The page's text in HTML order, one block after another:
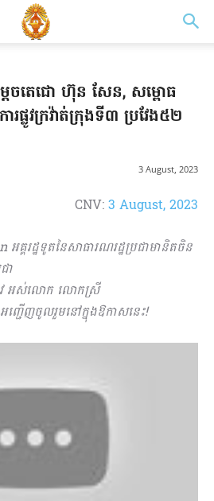
ចតេជោ ហ៊ុន សែន, សម្ពោធ
ារផ្លូវក្រវ៉ាត់ក្រុងទី៣ ប្រវែង៥២
3 August, 2023
CNV:3 August, 2023
គរដ្ឋទូតនៃសាធារណរដ្ឋប្រជាមានិតចិន
ា
វ អស់លោក លោកស្រី
ញ្ជើញចូលរួមនៅក្នុងឱកាសនេះ!